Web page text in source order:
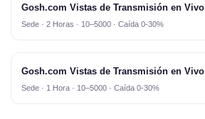
Gosh.com Vistas de Transmisión en Vivo
Sede · 2 Horas · 10–5000 · Caída 0-30%
Gosh.com Vistas de Transmisión en Vivo
Sede · 1 Hora · 10–5000 · Caída 0-30%